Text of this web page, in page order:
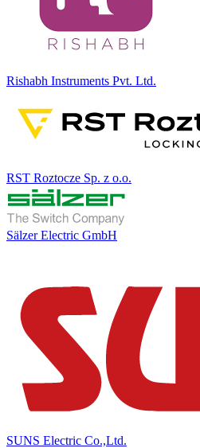
Rishabh Instruments Pvt. Ltd.
RST Roztocze Sp. z o.o.
Sälzer Electric GmbH
SUNS Electric Co.,Ltd.